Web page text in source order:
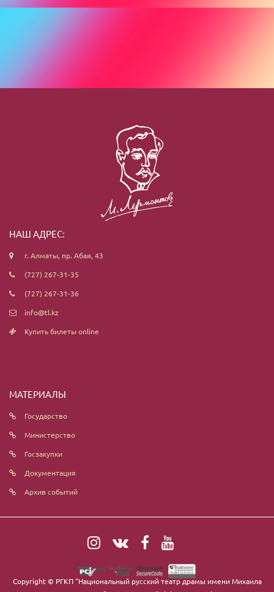
НАШ АДРЕС:
г. Алматы, пр. Абая, 43
(727) 267-31-35
(727) 267-31-36
info@tl.kz
Купить билеты online
МАТЕРИАЛЫ
Государство
Министерство
Госзакупки
Документация
Архив событий
Copyright © РГКП "Национальный русский театр драмы имени Михаила